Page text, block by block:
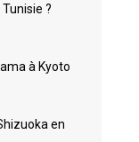
?
à Kyoto
en